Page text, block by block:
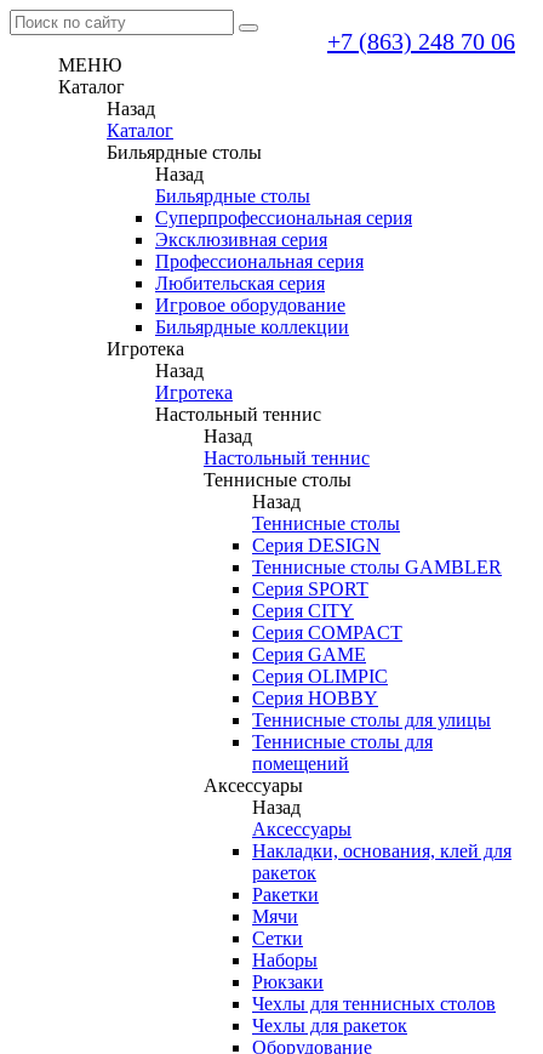
+7 (863) 248 70 06
МЕНЮ
Каталог
Назад
Каталог
Бильярдные столы
Назад
Бильярдные столы
Суперпрофессиональная серия
Эксклюзивная серия
Профессиональная серия
Любительская серия
Игровое оборудование
Бильярдные коллекции
Игротека
Назад
Игротека
Настольный теннис
Назад
Настольный теннис
Теннисные столы
Назад
Теннисные столы
Серия DESIGN
Теннисные столы GAMBLER
Серия SPORT
Серия CITY
Серия COMPACT
Серия GAME
Серия OLIMPIC
Серия HOBBY
Теннисные столы для улицы
Теннисные столы для
помещений
Аксессуары
Назад
Аксессуары
Накладки, основания, клей для
ракеток
Ракетки
Мячи
Сетки
Наборы
Рюкзаки
Чехлы для теннисных столов
Чехлы для ракеток
Оборудование